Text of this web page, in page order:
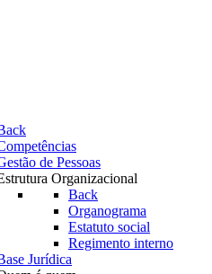
de Pessoas
Organizacional
Back
Organograma
Estatuto social
Regimento interno
Jurídica